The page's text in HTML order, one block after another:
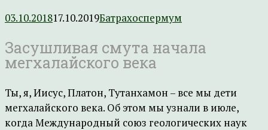
03.10.201817.10.2019Батрахоспермум
Засушливая смута начала
мегхалайского века
Ты, я, Иисус, Платон, Тутанхамон – все мы дети
мегхалайского века. Об этом мы узнали в июле,
когда Международный союз геологических наук